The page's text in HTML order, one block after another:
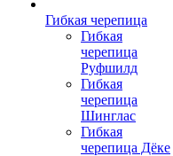
Гибкая черепица
Гибкая
черепица
Руфшилд
Гибкая
черепица
Шинглас
Гибкая
черепица Дёке